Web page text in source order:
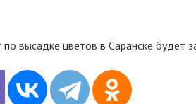
высадке цветов в Саранске будет